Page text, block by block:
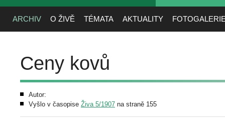
ARCHIV O ŽIVĚ TÉMATA AKTUALITY
Ceny kovů
Autor:
Vyšlo v časopise Živa 5/1907 na straně 155